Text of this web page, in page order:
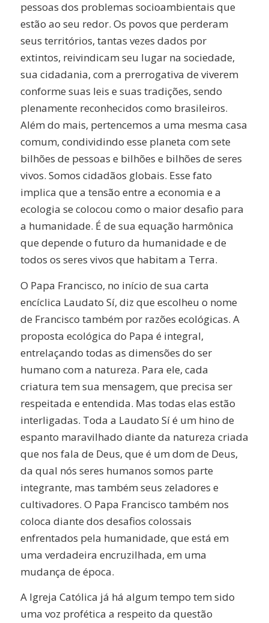
pessoas dos problemas socioambientais que
estão ao seu redor. Os povos que perderam
seus territórios, tantas vezes dados por
extintos, reivindicam seu lugar na sociedade,
sua cidadania, com a prerrogativa de viverem
conforme suas leis e suas tradições, sendo
plenamente reconhecidos como brasileiros.
Além do mais, pertencemos a uma mesma casa
comum, condividindo esse planeta com sete
bilhões de pessoas e bilhões e bilhões de seres
vivos. Somos cidadãos globais. Esse fato
implica que a tensão entre a economia e a
ecologia se colocou como o maior desafio para
a humanidade. É de sua equação harmônica
que depende o futuro da humanidade e de
todos os seres vivos que habitam a Terra.
O Papa Francisco, no início de sua carta
encíclica Laudato Sí, diz que escolheu o nome
de Francisco também por razões ecológicas. A
proposta ecológica do Papa é integral,
entrelaçando todas as dimensões do ser
humano com a natureza. Para ele, cada
criatura tem sua mensagem, que precisa ser
respeitada e entendida. Mas todas elas estão
interligadas. Toda a Laudato Sí é um hino de
espanto maravilhado diante da natureza criada
que nos fala de Deus, que é um dom de Deus,
da qual nós seres humanos somos parte
integrante, mas também seus zeladores e
cultivadores. O Papa Francisco também nos
coloca diante dos desafios colossais
enfrentados pela humanidade, que está em
uma verdadeira encruzilhada, em uma
mudança de época.
A Igreja Católica já há algum tempo tem sido
uma voz profética a respeito da questão